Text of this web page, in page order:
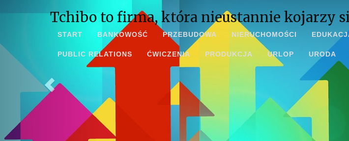
Tchibo to firma, która nieustannie kojarzy
START BANKOWOŚĆ PRZEBUDOWA NIERUCHOMOŚCI
PUBLIC RELATIONS ĆWICZENIA PRODUKCJA URLOP URODA